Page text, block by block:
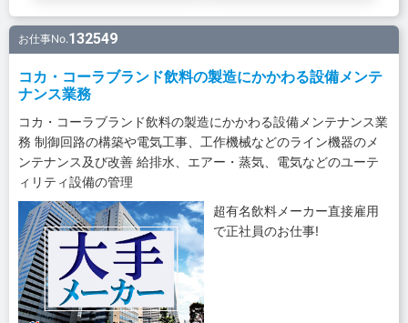
お仕事No.132549
コカ・コーラブランド飲料の製造にかかわる設備メンテ
ナンス業務
コカ・コーラブランド飲料の製造にかかわる設備メンテナンス業
務 制御回路の構築や電気工事、工作機械などのライン機器のメ
ンテナンス及び改善 給排水、エアー・蒸気、電気などのユーテ
ィリティ設備の管理
超有名飲料メーカー直接雇用
で正社員のお仕事!